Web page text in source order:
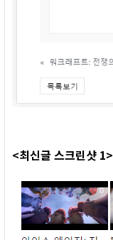
<최신글 스크린샷 1>